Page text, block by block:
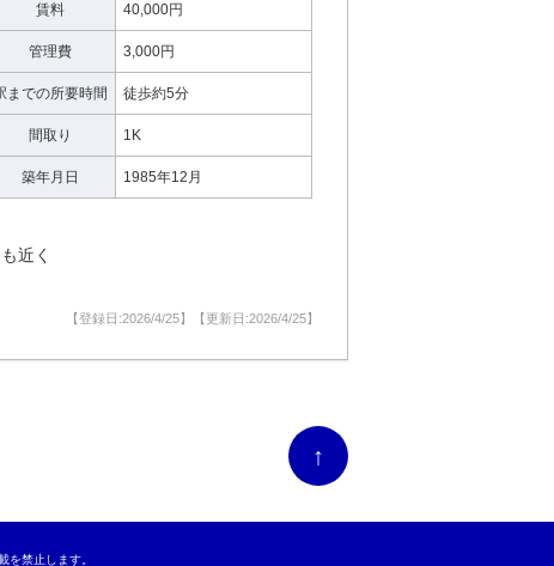
賃料 40,000円
管理費 3,000円
までの所要時間 徒歩約5分
間取り 1K
築年月日 1985年12月
近く
【登録日:2026/4/25】【更新日:2026/4/25】
↑
禁止します。